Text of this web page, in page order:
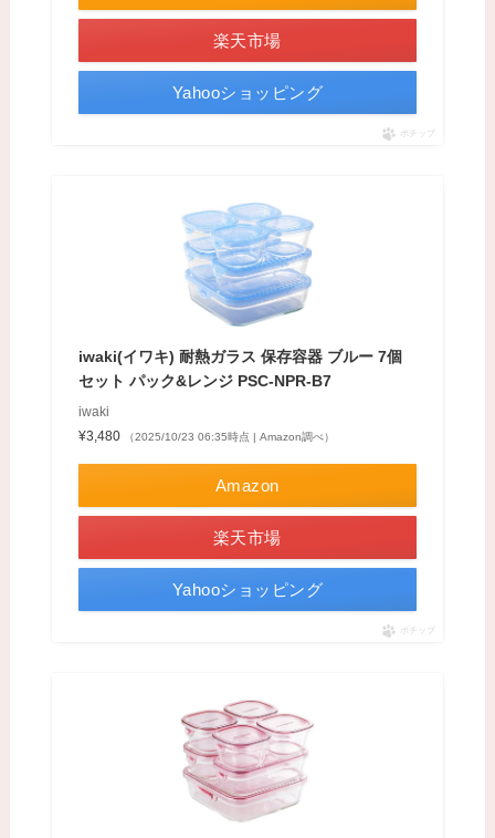
楽天市場
Yahooショッピング
ポチップ
iwaki(イワキ) 耐熱ガラス 保存容器 ブルー 7個
セット パック&レンジ PSC-NPR-B7
iwaki
¥3,480
（2025/10/23 06:35時点 | Amazon調べ）
Amazon
楽天市場
Yahooショッピング
ポチップ